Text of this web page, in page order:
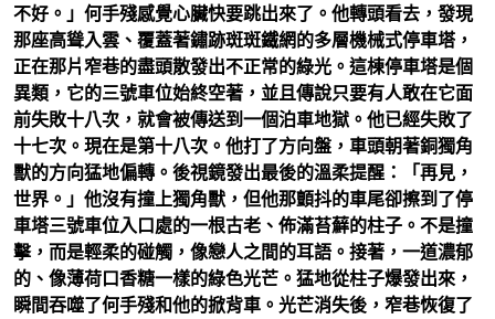
不好。」何手殘感覺心臟快要跳出來了。他轉頭看去，發現
那座高聳入雲、覆蓋著鏽跡斑斑鐵網的多層機械式停車塔，
正在那片窄巷的盡頭散發出不正常的綠光。這棟停車塔是個
異類，它的三號車位始終空著，並且傳說只要有人敢在它面
前失敗十八次，就會被傳送到一個泊車地獄。他已經失敗了
十七次。現在是第十八次。他打了方向盤，車頭朝著銅獨角
獸的方向猛地偏轉。後視鏡發出最後的溫柔提醒：「再見，
世界。」他沒有撞上獨角獸，但他那顫抖的車尾卻擦到了停
車塔三號車位入口處的一根古老、佈滿苔蘚的柱子。不是撞
擊，而是輕柔的碰觸，像戀人之間的耳語。接著，一道濃郁
的、像薄荷口香糖一樣的綠色光芒。猛地從柱子爆發出來，
瞬間吞噬了何手殘和他的掀背車。光芒消失後，窄巷恢復了